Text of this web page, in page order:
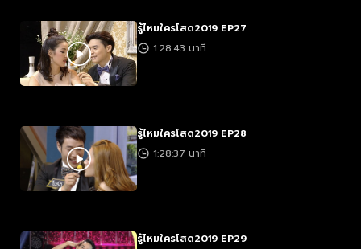
รู้ไหมใครโสด2019 EP27
1:28:43 นาที
รู้ไหมใครโสด2019 EP28
1:28:37 นาที
รู้ไหมใครโสด2019 EP29